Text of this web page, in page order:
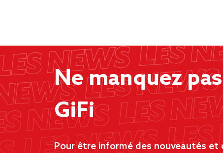
Ne manquez
GiFi
Pour être informé des nouveautés et